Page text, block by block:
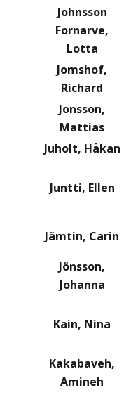
Johnsson
Fornarve,
Lotta
Jomshof,
Richard
Jonsson,
Mattias
Juholt, Håkan
Juntti, Ellen
Jämtin, Carin
Jönsson,
Johanna
Kain, Nina
Kakabaveh,
Amineh